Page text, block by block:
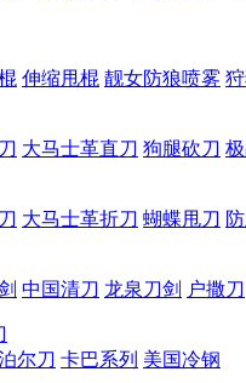
伸缩甩棍 靓女防狼喷雾
大马士革直刀 狗腿砍刀
大马士革折刀 蝴蝶甩刀
中国清刀 龙泉刀剑 户撒刀
尔刀 卡巴系列 美国冷钢